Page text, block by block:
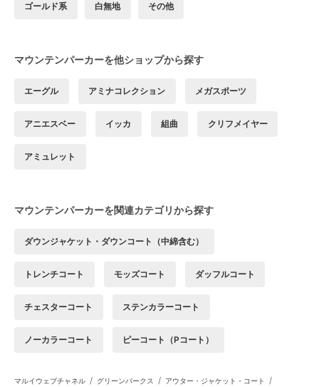
ゴールド系 白無地 その他
マウンテンパーカーを他ショップから探す
エーグル アミナコレクション メガスポーツ
アニエスベー イッカ 組曲 クリフメイヤー
アミュレット
マウンテンパーカーを関連カテゴリから探す
ダウンジャケット・ダウンコート（中綿含む）
トレンチコート モッズコート ダッフルコート
チェスターコート ステンカラーコート
ノーカラーコート ピーコート（Pコート）
マルイウェブチャネル / グリーンパークス / アウター・ジャケット・コート /